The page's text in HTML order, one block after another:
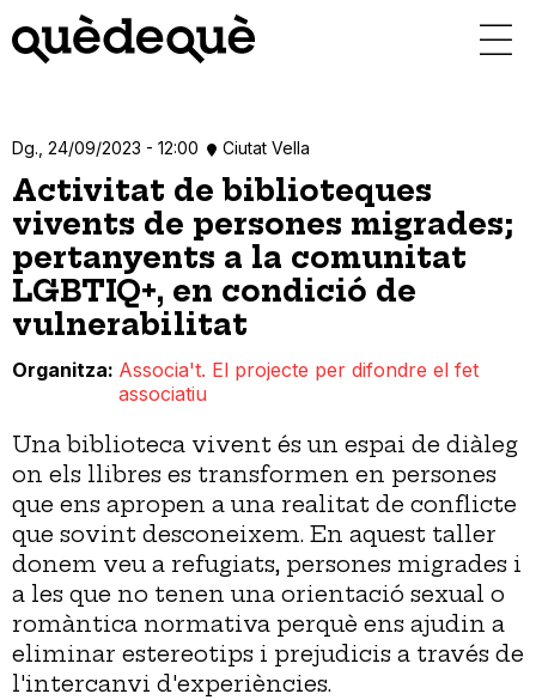
contingut
Dg., 24/09/2023 - 12:00 Ciutat Vella
Activitat de biblioteques
vivents de persones migrades;
pertanyents a la comunitat
LGBTIQ+, en condició de
vulnerabilitat
Organitza Associa't. El projecte per difondre el fet
associatiu
Una biblioteca vivent és un espai de diàleg
on els llibres es transformen en persones
que ens apropen a una realitat de conflicte
que sovint desconeixem. En aquest taller
donem veu a refugiats, persones migrades i
a les que no tenen una orientació sexual o
romàntica normativa perquè ens ajudin a
eliminar estereotips i prejudicis a través de
l'intercanvi d'experiències.